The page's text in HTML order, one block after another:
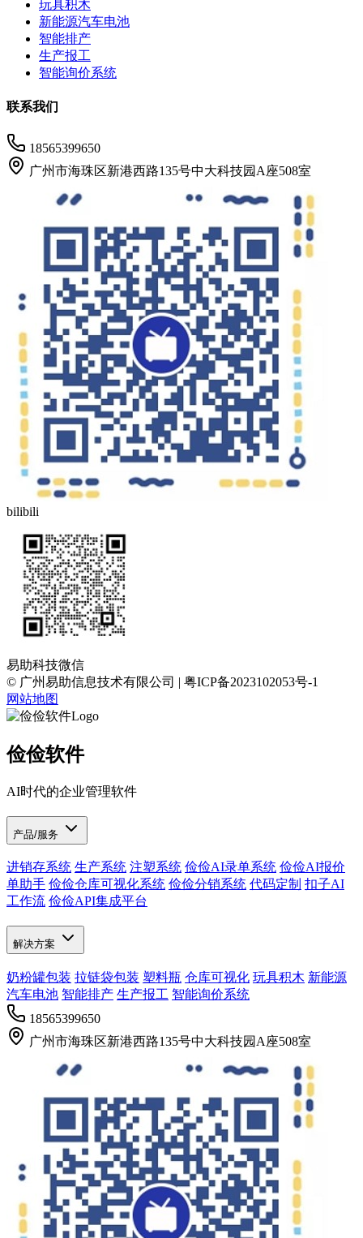
玩具积木
新能源汽车电池
智能排产
生产报工
智能询价系统
联系我们
18565399650
广州市海珠区新港西路135号中大科技园A座508室
bilibili
易助科技微信
© 广州易助信息技术有限公司 | 粤ICP备2023102053号-1
网站地图
俭俭软件
AI时代的企业管理软件
产品/服务
进销存系统 生产系统 注塑系统 俭俭AI录单系统 俭俭AI报价
单助手 俭俭仓库可视化系统 俭俭分销系统 代码定制 扣子AI
工作流 俭俭API集成平台
解决方案
奶粉罐包装 拉链袋包装 塑料瓶 仓库可视化 玩具积木 新能源
汽车电池 智能排产 生产报工 智能询价系统
18565399650
广州市海珠区新港西路135号中大科技园A座508室